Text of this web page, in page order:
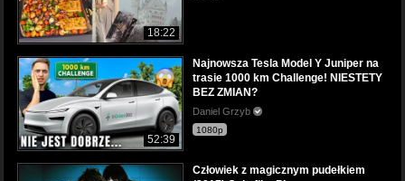
18:22
52:39
Najnowsza Tesla Model Y Juniper na
trasie 1000 km Challenge! NIESTETY
BEZ ZMIAN?
Daniel Grzyb
1080p
Człowiek z magicznym pudełkiem